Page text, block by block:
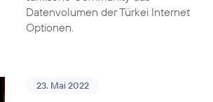
Datenvolumen der Türkei Internet
Optionen.
23. Mai 2022